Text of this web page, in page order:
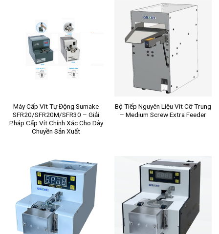
Máy Cấp Vít Tự Động Sumake
SFR20/SFR20M/SFR30 – Giải
Pháp Cấp Vít Chính Xác Cho Dây
Chuyền Sản Xuất
Bộ Tiếp Nguyên Liệu Vít Cỡ Trung
– Medium Screw Extra Feeder